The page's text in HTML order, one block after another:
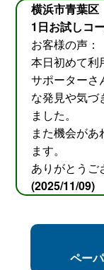
横浜市青葉
1日お試しコ
お客様の声：
本日初めて利
サポーターさ
な発見や気づ
ました。
また機会が
ます。
ありがとうご
(2025/11/09)
ペー